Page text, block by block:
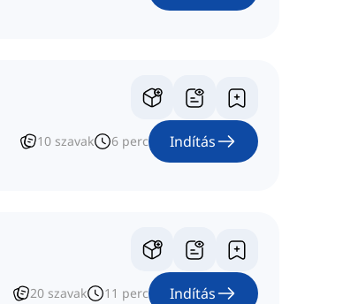
10 szavak 6 perc Indítás
20 szavak 11 perc Indítás